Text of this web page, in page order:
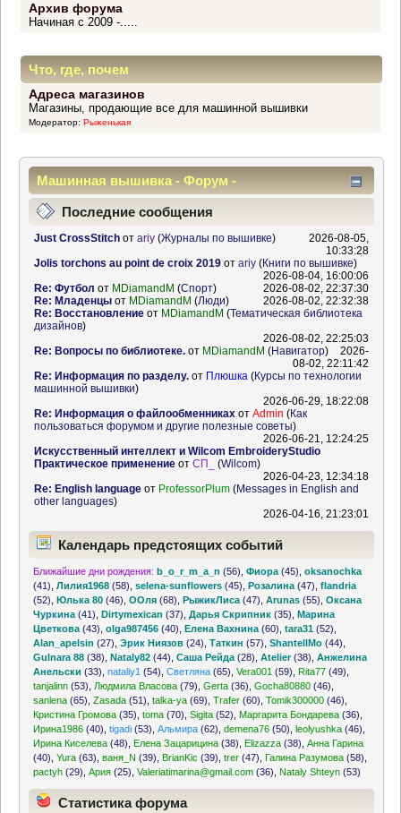
Архив форума
Начиная с 2009 -.....
Что, где, почем
Адреса магазинов
Магазины, продающие все для машинной вышивки
Модератор: Рыженькая
Машинная вышивка - Форум -
Информационный центр
Последние сообщения
Just CrossStitchот ariy(Журналы по вышивке)
2026-08-05,
10:33:28
Jolis torchons au point de croix 2019от ariy(Книги по вышивке)
2026-08-04, 16:00:06
Re: Футбол от MDiamandM (Спорт)
2026-08-02, 22:37:30
Re: Младенцыот MDiamandM (Люди)
2026-08-02, 22:32:38
Re: Восстановлениеот MDiamandM (Тематическая библиотека
дизайнов)
2026-08-02, 22:25:03
Re: Вопросы по библиотеке.от MDiamandM (Навигатор)
2026-
08-02, 22:11:42
Re: Информация по разделу.от Плюшка (Курсы по технологии
машинной вышивки)
2026-06-29, 18:22:08
Re: Информация о файлообменникахот Admin (Как
пользоваться форумом и другие полезные советы)
2026-06-21, 12:24:25
Искусственный интеллект и Wilcom EmbroideryStudio
Практическое применениеот СП_ (Wilcom)
2026-04-23, 12:34:18
Re: English languageот ProfessorPlum(Messages in English and
other languages)
2026-04-16, 21:23:01
Календарь предстоящих событий
Ближайшие дни рождения: b_o_r_m_a_n (56) ,Фиора (45) ,oksanochka
(41) ,Лилия1968 (58) ,selena-sunflowers (45) ,Розалина (47) ,flandria
(52) ,Юлька 80 (46) ,ООля (68) ,РыжикЛиса (47) ,Arunas (55) ,Оксана
Чуркина (41) ,Dirtymexican (37) ,Дарья Скрипник (35) ,Марина
Цветкова (43) ,olga987456 (40) ,Елена Вахнина (60) ,tara31 (52)
Alan_apelsin (27) ,Эрик Ниязов (24) ,Таткин (57) ,ShantellMo (44)
Gulnara 88 (38) ,Nataly82 (44) ,Саша Рейда (28) ,Atelier(38) ,Анжелина
Анельски (33) ,nataliy1 (54) ,Светляна (65) ,Vera001 (59) Rita77 (49)
tanjalinn (53) Людмила Власова (79) ,Gerta (36) ,Gocha80880 (46)
sanlena (65) ,Zasada (51) ,talka-ya (69) ,Trafer (60) ,Tomik300000 (46)
Кристина Громова (35) ,toma (70) ,Sigita (52) Маргарита Бондарева (36)
Ирина1986 (40) ,tigadi (53) ,Альмира (62) ,demena76 (50) ,leolyushka (46)
Ирина Киселева (48) Елена Зацарицина (38) Elizazza (38) ,Анна Гарина
(40) ,Yura (63) ,ваня_N (39) BrianKic (39) ,trer (47) Галина Разумова (58)
pactyh (29) ,Ария (25) ,Valeriatimarina@gmail.com (36) Nataly Shteyn (53)
Статистика форума